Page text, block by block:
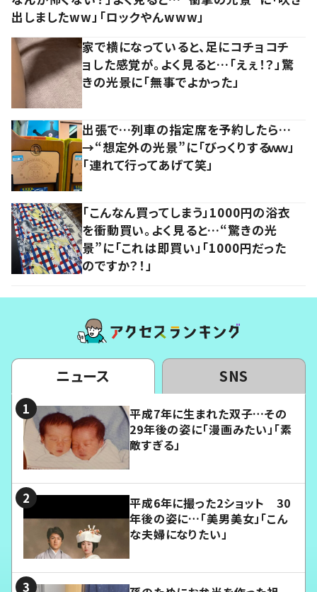
出しましたww」「ロックやんwww」
家で横になっていると、足にコチョコチ
ョした感覚が。よく見ると…「えぇ！？」驚
きの光景に「無事でよかった」
出張で…列車の指定席を予約したら…
→“想定外の光景”に「びっくりするｗｗ」
「連れて行ってあげて笑」
「こんなん買ってしまう」1000円の浴衣
を衝動買い。よく見ると…“驚きの光
景”に「これは即買い」「1000円だった
のですか？！」
ニュース SNS
平成7年に生まれた双子…その
29年後の姿に「漫画みたい」「素
敵すぎる」
平成6年に撮った2ショット 30
年後の姿に…「美男美女」「こん
な夫婦になりたい」